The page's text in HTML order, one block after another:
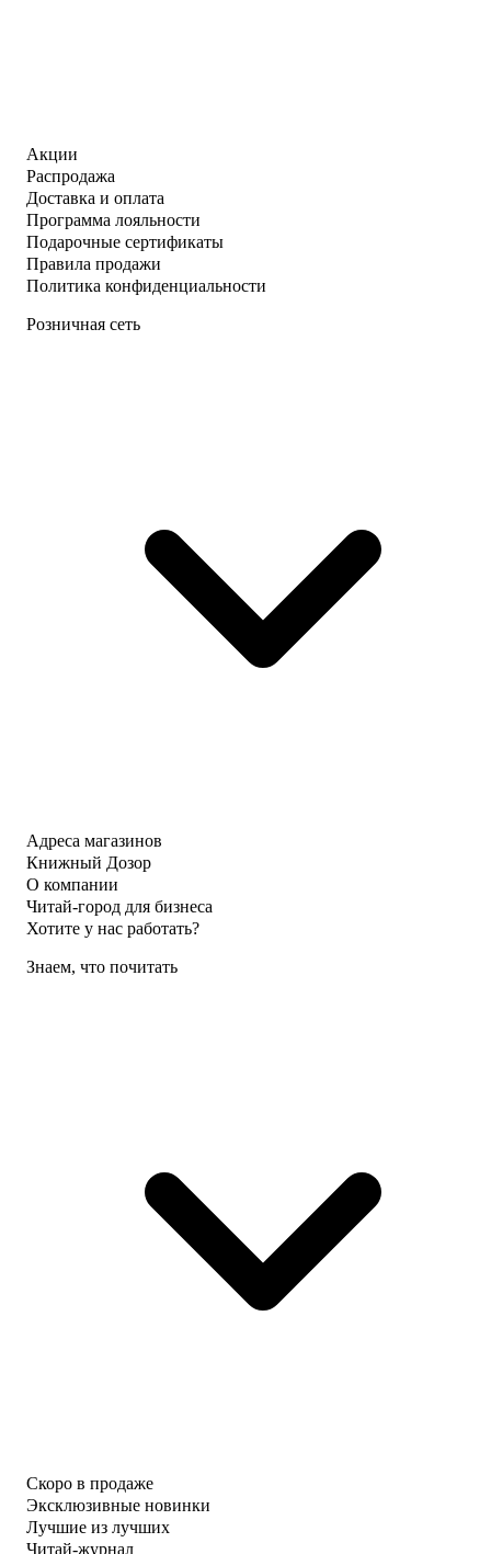
Акции
Распродажа
Доставка и оплата
Программа лояльности
Подарочные сертификаты
Правила продажи
Политика конфиденциальности
Розничная сеть
Адреса магазинов
Книжный Дозор
О компании
Читай-город для бизнеса
Хотите у нас работать?
Знаем, что почитать
Скоро в продаже
Эксклюзивные новинки
Лучшие из лучших
Читай-журнал